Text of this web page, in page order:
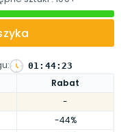
Rabat
-
-44%
: 01: 44:22